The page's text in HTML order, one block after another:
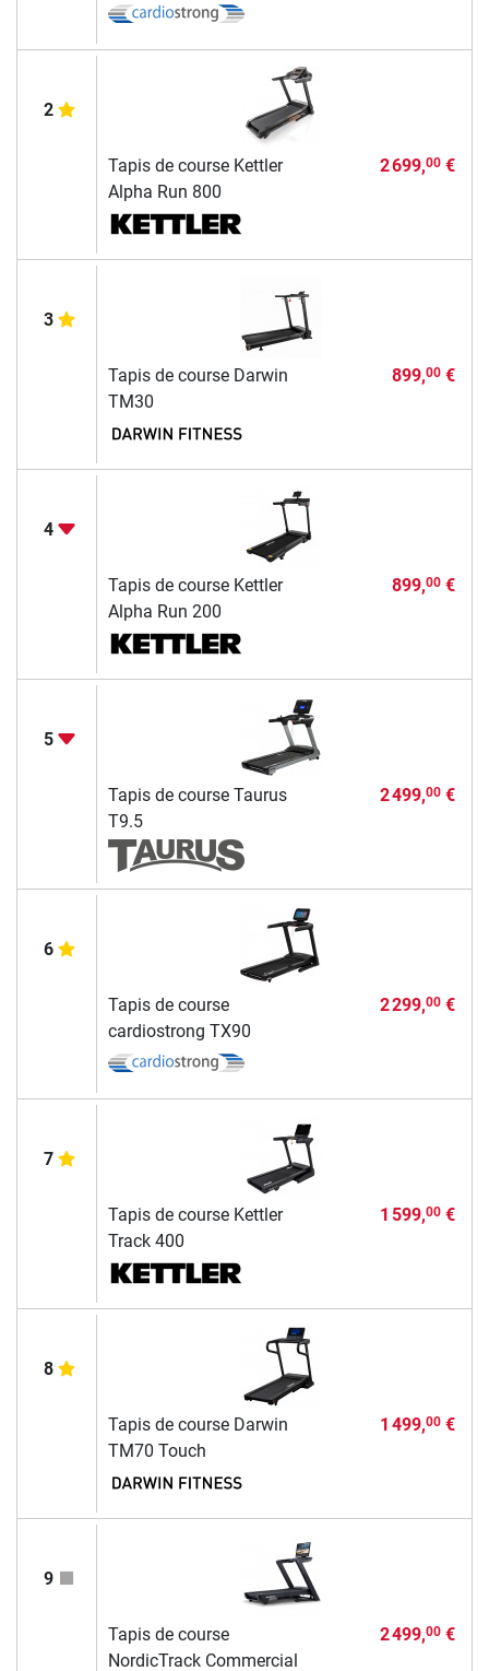
2
Tapis de course Kettler
Alpha Run 800
2 699,00€
3
Tapis de course Darwin
TM30
899,00€
4
Tapis de course Kettler
Alpha Run 200
899,00€
5
Tapis de course Taurus
T9.5
2 499,00€
6
Tapis de course
cardiostrong TX90
2 299,00€
7
Tapis de course Kettler
Track 400
1 599,00€
8
Tapis de course Darwin
TM70 Touch
1 499,00€
9
Tapis de course
NordicTrack Commercial
2 499,00€